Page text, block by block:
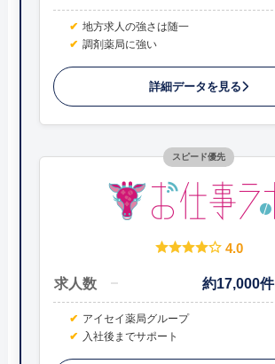
地方求人の強さは随一
調剤薬局に強い
詳細データを見る
スピード優先
4.0
求人数 約17,000件
アイセイ薬局グループ
入社後までサポート